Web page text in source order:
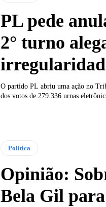
PL pede
2° turno
O partido PL abriu uma ação no
dos votos de 279.336 urnas
Política
Opinião:
Bela Gil